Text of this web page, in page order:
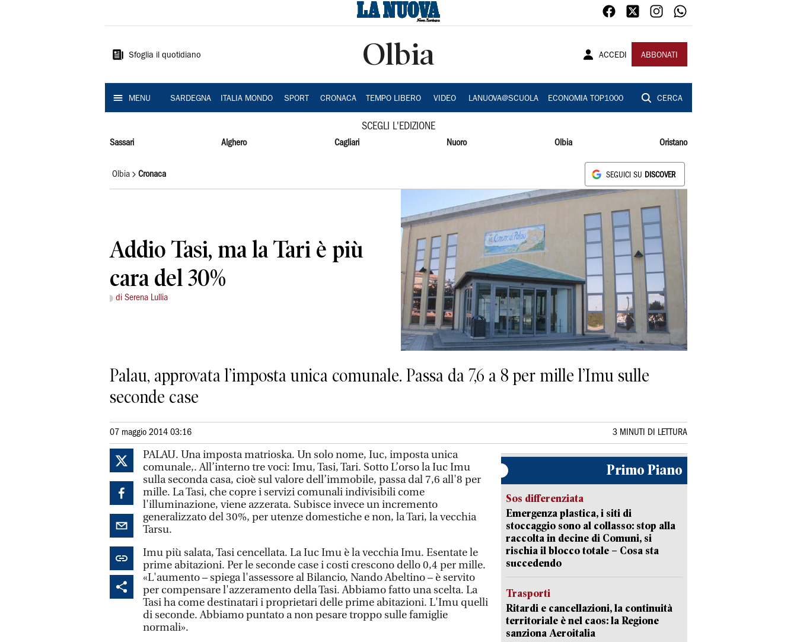
Sardegna
Sfoglia il quotidiano Olbia ACCEDI ABBONATI
MENU SARDEGNA ITALIA MONDO SPORT CRONACA TEMPO LIBERO VIDEO LANUOVA@SCUOLA ECONOMIA TOP1000 CERCA
SCEGLI L'EDIZIONE
Sassari Alghero Cagliari Nuoro Olbia Oristano
Olbia Cronaca SEGUICI SU DISCOVER
Addio Tasi, ma la Tari è più
cara del 30%
di Serena Lullia
Palau, approvata l’imposta unica comunale. Passa da 7,6 a 8 per mille l’Imu sulle
seconde case
07 maggio 2014 03:16 3 MINUTI DI LETTURA
PALAU. Una imposta matrioska. Un solo nome, Iuc, imposta unica
comunale,. All’interno tre voci: Imu, Tasi, Tari. Sotto L’orso la Iuc Imu
sulla seconda casa, cioè sul valore dell’immobile, passa dal 7,6 all'8 per
mille. La Tasi, che copre i servizi comunali indivisibili come
l'illuminazione, viene azzerata. Subisce invece un incremento
generalizzato del 30%, per utenze domestiche e non, la Tari, la vecchia
Tarsu.
Imu più salata, Tasi cencellata. La Iuc Imu è la vecchia Imu. Esentate le
prime abitazioni. Per le seconde case i costi crescono dello 0,4 per mille.
«L'aumento – spiega l'assessore al Bilancio, Nando Abeltino – è servito
per compensare l'azzeramento della Tasi. Abbiamo fatto una scelta. La
Tasi ha come destinatari i proprietari delle prime abitazioni. L'Imu quelli
di seconde. Abbiamo puntato a non pesare troppo sulle famiglie
normali».
Primo Piano
Sos differenziata
Emergenza plastica, i siti di
stoccaggio sono al collasso: stop alla
raccolta in decine di Comuni, si
rischia il blocco totale – Cosa sta
succedendo
Trasporti
Ritardi e cancellazioni, la continuità
territoriale è nel caos: la Regione
sanziona Aeroitalia